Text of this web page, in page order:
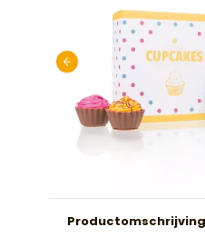
Productomschrijving